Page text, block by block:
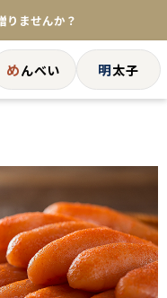
りませんか？
が登場★
トイン！めんべい
めんべい 明太子